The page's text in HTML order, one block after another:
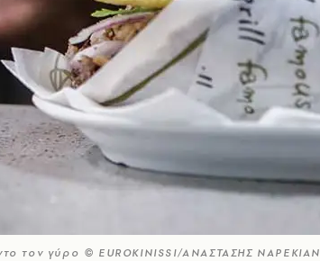
τον γύρο © EUROKINISSI/ΑΝΑΣΤΑΣΗΣ ΝΑΡΕΚΙΑΝ